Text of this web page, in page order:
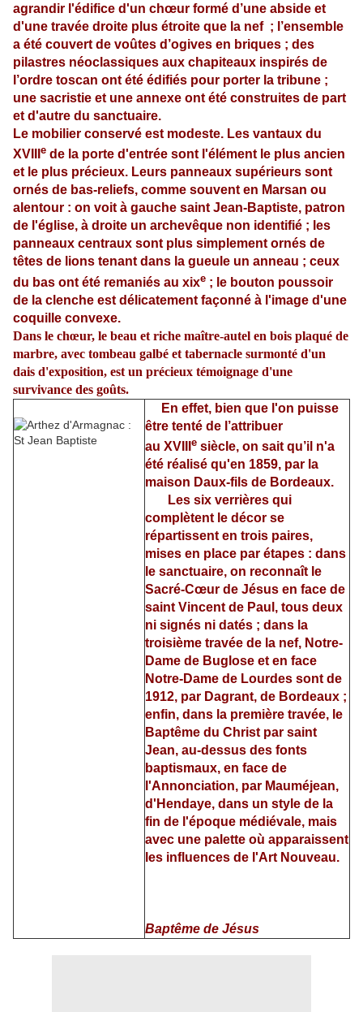
agrandir l'édifice d'un chœur formé d’une abside et
d'une travée droite plus étroite que la nef ; l’ensemble
a été couvert de voûtes d’ogives en briques ; des
pilastres néoclassiques aux chapiteaux inspirés de
l’ordre toscan ont été édifiés pour porter la tribune ;
une sacristie et une annexe ont été construites de part
et d'autre du sanctuaire.
Le mobilier conservé est modeste. Les vantaux du
XVIII e de la porte d'entrée sont l'élément le plus ancien
et le plus précieux. Leurs panneaux supérieurs sont
ornés de bas-reliefs, comme souvent en Marsan ou
alentour : on voit à gauche saint Jean-Baptiste, patron
de l'église, à droite un archevêque non identifié ; les
panneaux centraux sont plus simplement ornés de
têtes de lions tenant dans la gueule un anneau ; ceux
du bas ont été remaniés au xixe ; le bouton poussoir
de la clenche est délicatement façonné à l'image d'une
coquille convexe.
Dans le chœur, le beau et riche maître-autel en bois plaqué de
marbre, avec tombeau galbé et tabernacle surmonté d'un
dais d'exposition, est un précieux témoignage d'une
survivance des goûts.
En effet, bien que l'on puisse
être tenté de l’attribuer
au XVIII e siècle, on sait qu’il n'a
été réalisé qu'en 1859, par la
maison Daux-fils de Bordeaux.
Les six verrières qui
complètent le décor se
répartissent en trois paires,
mises en place par étapes : dans
le sanctuaire, on reconnaît le
Sacré-Cœur de Jésus en face de
saint Vincent de Paul, tous deux
ni signés ni datés ; dans la
troisième travée de la nef, Notre-
Dame de Buglose et en face
Notre-Dame de Lourdes sont de
1912, par Dagrant, de Bordeaux ;
enfin, dans la première travée, le
Baptême du Christ par saint
Jean, au-dessus des fonts
baptismaux, en face de
l'Annonciation, par Mauméjean,
d'Hendaye, dans un style de la
fin de l'époque médiévale, mais
avec une palette où apparaissent
les influences de l'Art Nouveau.
Baptême de Jésus